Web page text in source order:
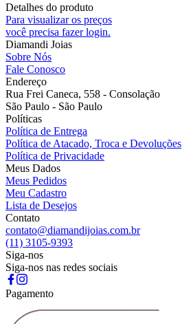
Detalhes do produto
Para visualizar os preços
você precisa fazer login.
Diamandi Joias
Sobre Nós
Fale Conosco
Endereço
Rua Frei Caneca, 558 - Consolação
São Paulo - São Paulo
Políticas
Política de Entrega
Política de Atacado, Troca e Devoluções
Política de Privacidade
Meus Dados
Meus Pedidos
Meu Cadastro
Lista de Desejos
Contato
contato@diamandijoias.com.br
(11) 3105-9393
Siga-nos
Siga-nos nas redes sociais
Pagamento